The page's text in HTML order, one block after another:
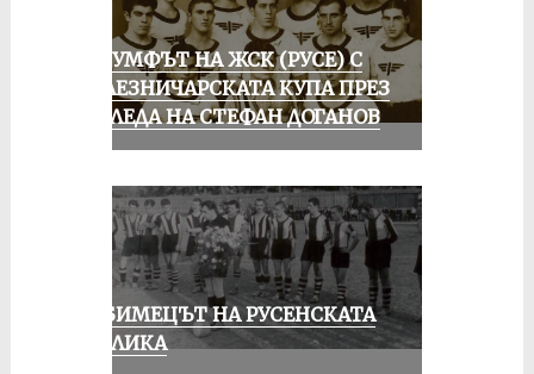
ТРИУМФЪТ НА ЖСК (РУСЕ) С
ЖЕЛЕЗНИЧАРСКАТА КУПА ПРЕЗ
ПОГЛЕДА НА СТЕФАН ДОГАНОВ
ЛЮБИМЕЦЪТ НА РУСЕНСКАТА
ПУБЛИКА